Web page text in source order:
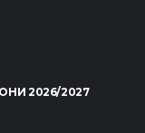
2026/2027